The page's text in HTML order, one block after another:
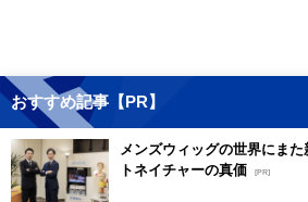
おすすめ記事【PR】
メンズウィッグの世界にま
トネイチャーの真価
[PR]